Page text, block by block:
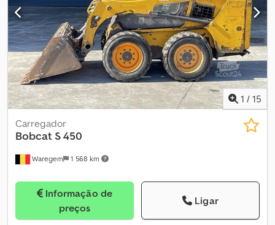
1 / 15
Waregem 1 568 km
Carregador
Bobcat S 450
Informação de
preços
Ligar